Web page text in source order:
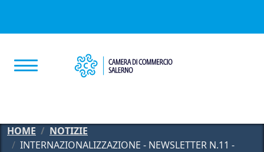
HOME
NOTIZIE
INTERNAZIONALIZZAZIONE - NEWSLETTER N.11 -